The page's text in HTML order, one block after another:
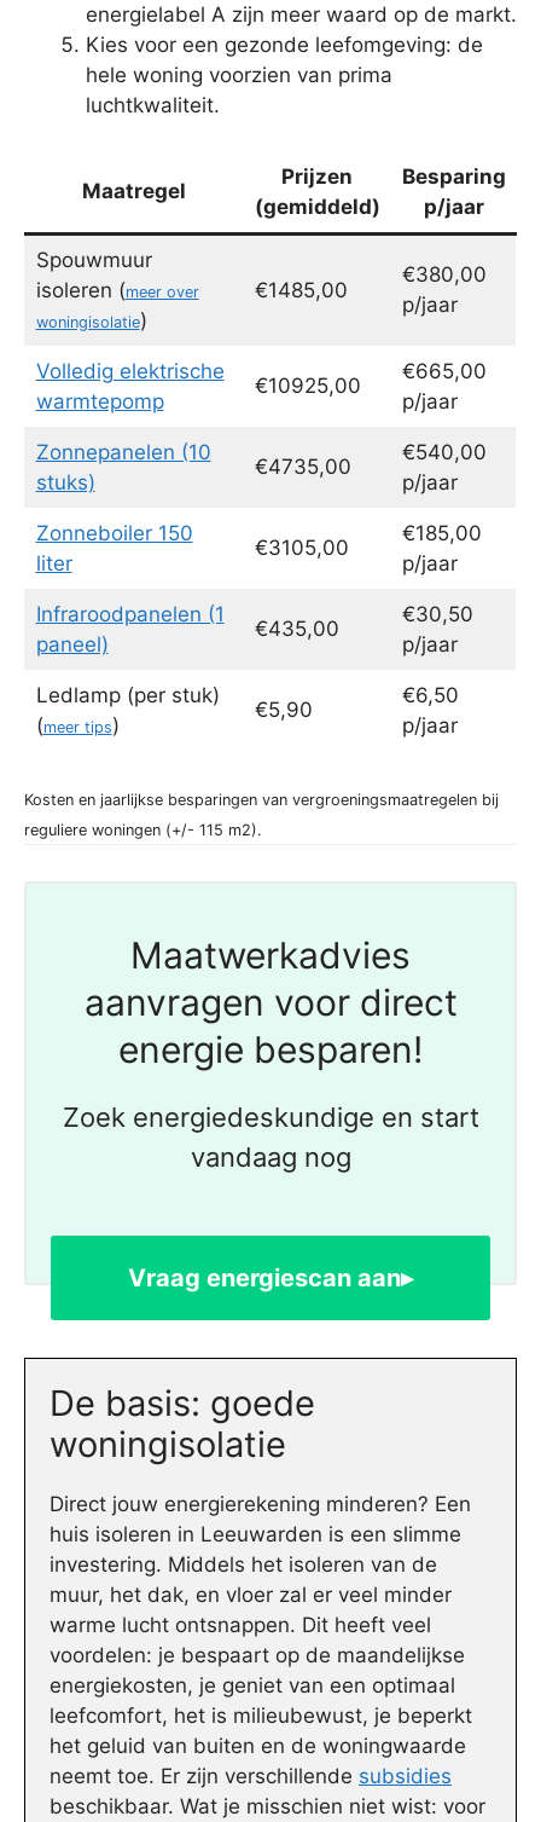
energielabel A zijn meer waard op de markt.
Kies voor een gezonde leefomgeving: de
hele woning voorzien van prima
luchtkwaliteit.
Maatregel
Prijzen
(gemiddeld)
Besparing
p/jaar
Spouwmuur
isoleren (meer over
woningisolatie)
€1485,00
€380,00
p/jaar
Volledig elektrische
warmtepomp
€10925,00
€665,00
p/jaar
Zonnepanelen (10
stuks)
€4735,00
€540,00
p/jaar
Zonneboiler 150
liter
€3105,00
€185,00
p/jaar
Infraroodpanelen (1
paneel)
€435,00
€30,50
p/jaar
Ledlamp (per stuk)
(meer tips)
€5,90
€6,50
p/jaar
Kosten en jaarlijkse besparingen van vergroeningsmaatregelen bij
reguliere woningen (+/- 115 m2).
Maatwerkadvies
aanvragen voor direct
energie besparen!
Zoek energiedeskundige en start
vandaag nog
Vraag energiescan aan▸
De basis: goede
woningisolatie
Direct jouw energierekening minderen? Een
huis isoleren in Leeuwarden is een slimme
investering. Middels het isoleren van de
muur, het dak, en vloer zal er veel minder
warme lucht ontsnappen. Dit heeft veel
voordelen: je bespaart op de maandelijkse
energiekosten, je geniet van een optimaal
leefcomfort, het is milieubewust, je beperkt
het geluid van buiten en de woningwaarde
neemt toe. Er zijn verschillende subsidies
beschikbaar. Wat je misschien niet wist: voor